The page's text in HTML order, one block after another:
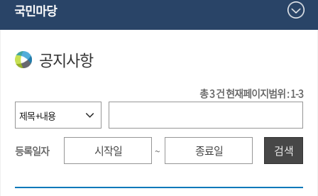
국민마당
공지사항
총3건현재페이지범위 : 1-3
등록일자 ~ 검색